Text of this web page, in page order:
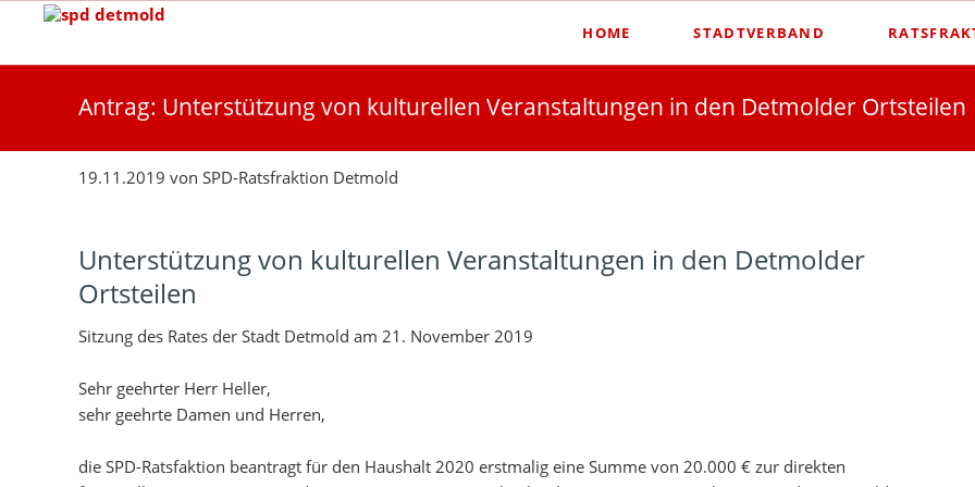
HOME STADTVERBAND
Antrag: Unterstützung von kulturellen Veranstaltungen in den Detmolder Ortsteilen
19.11.2019 von SPD-Ratsfraktion Detmold
Unterstützung von kulturellen Veranstaltungen in den Detmolder
Ortsteilen
Sitzung des Rates der Stadt Detmold am 21. November 2019
Sehr geehrter Herr Heller,
sehr geehrte Damen und Herren,
die SPD-Ratsfaktion beantragt für den Haushalt 2020 erstmalig eine Summe von 20.000 € zur direkten